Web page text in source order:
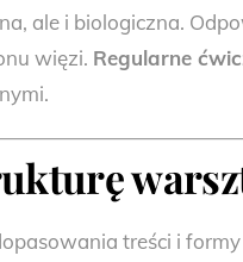
ale i biologiczna.
więzi. Regularne
treści i